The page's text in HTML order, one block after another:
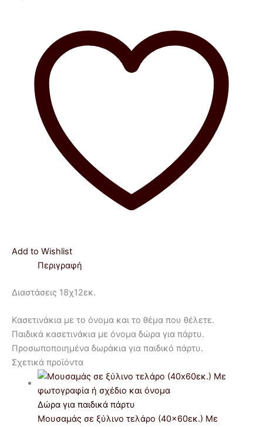
Add to Wishlist
Περιγραφή
Διαστάσεις 18χ12εκ.
Κασετινάκια με το όνομα και το θέμα που θέλετε.
Παιδικά κασετινάκια με όνομα δώρα για πάρτυ.
Προσωποποιημένα δωράκια για παιδικό πάρτυ.
Σχετικά προϊόντα
Δώρα για παιδικά πάρτυ
Μουσαμάς σε ξύλινο τελάρο (40×60εκ.) Με